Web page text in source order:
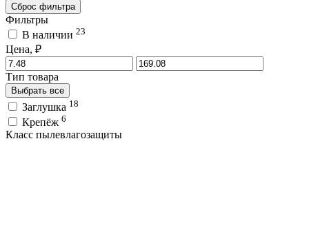
Сброс фильтра
Фильтры
В наличии 23
Цена, ₽
Тип товара
Выбрать все
Заглушка 18
Крепёж 6
Класс пылевлагозащиты